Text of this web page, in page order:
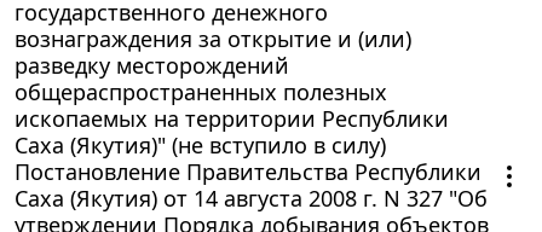
государственного денежного
вознаграждения за открытие и (или)
разведку месторождений
общераспространенных полезных
ископаемых на территории Республики
Саха (Якутия)" (не вступило в силу)
Постановление Правительства Республики
Саха (Якутия) от 14 августа 2008 г. N 327 "Об
утверждении Порядка добывания объектов